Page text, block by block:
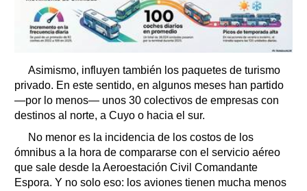
Asimismo, influyen también los paquetes de turismo
privado. En este sentido, en algunos meses han partido
—por lo menos— unos 30 colectivos de empresas con
destinos al norte, a Cuyo o hacia el sur.
No menor es la incidencia de los costos de los
ómnibus a la hora de compararse con el servicio aéreo
que sale desde la Aeroestación Civil Comandante
Espora. Y no solo eso: los aviones tienen mucha menos